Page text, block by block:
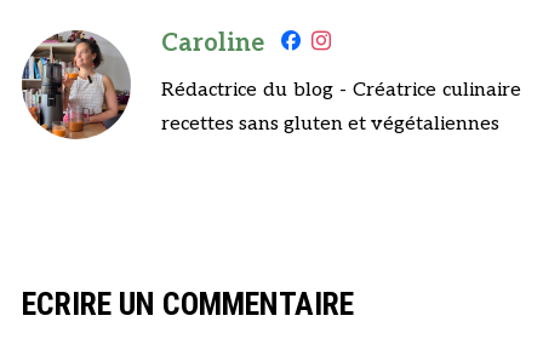
Caroline
Rédactrice du blog - Créatrice culinaire
recettes sans gluten et végétaliennes
ECRIRE UN COMMENTAIRE